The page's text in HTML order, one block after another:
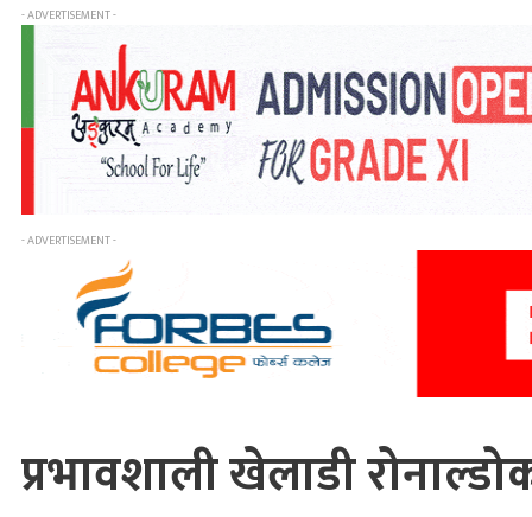
- ADVERTISEMENT -
- ADVERTISEMENT -
प्रभावशाली खेलाडी